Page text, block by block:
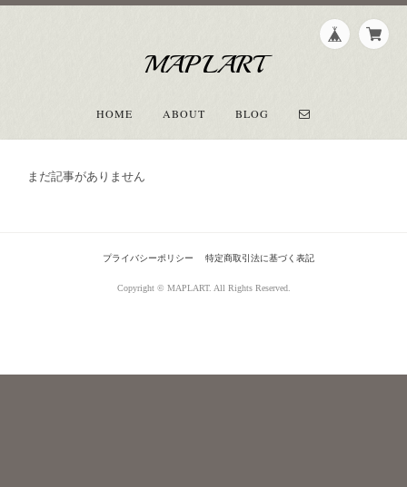
MAPLART
HOME ABOUT BLOG
まだ記事がありません
プライバシーポリシー 特定商取引法に基づく表記
Copyright © MAPLART. All Rights Reserved.